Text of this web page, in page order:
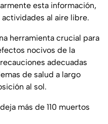
esta información,
al aire libre.
herramienta crucial para
nocivos de la
adecuadas
de salud a largo
al sol.
más de 110 muertos